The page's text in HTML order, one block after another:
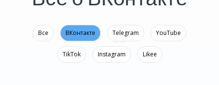
Все ВКонтакте Telegram YouTube
TikTok Instagram Likee